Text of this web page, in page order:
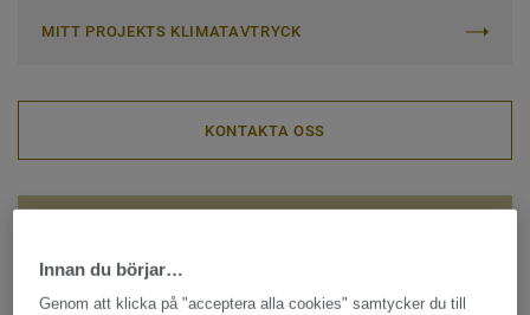
MITT PROJEKTS KLIMATAVTRYCK
KONTAKTA OSS
Innan du börjar…
Genom att klicka på "acceptera alla cookies" samtycker du till